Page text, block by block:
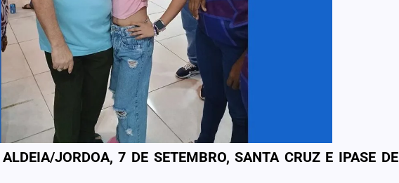
JORDOA, 7 DE SETEMBRO, SANTA CRUZ E IPASE DE